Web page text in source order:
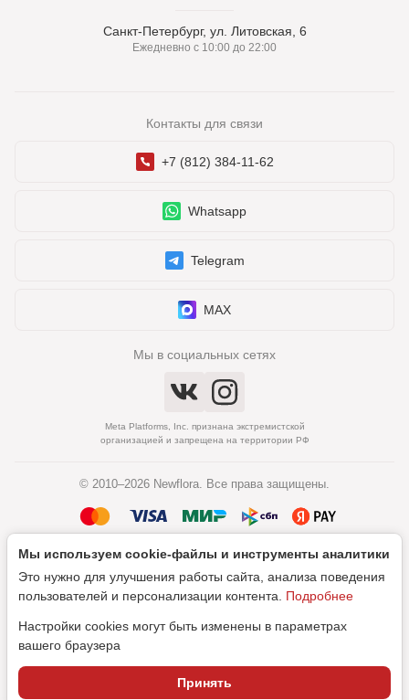
Санкт-Петербург, ул. Литовская, 6
Ежедневно с 10:00 до 22:00
Контакты для связи
+7 (812) 384-11-62
Whatsapp
Telegram
MAX
Мы в социальных сетях
Meta Platforms, Inc. признана экстремистской
организацией и запрещена на территории РФ
© 2010–2026 Newflora. Все права защищены.
Политика обработки персональных данных
Согласие на обработку персональных данных
SEO-продвижение
Мы используем cookie‑файлы и инструменты аналитики
Это нужно для улучшения работы сайта, анализа поведения
пользователей и персонализации контента. Подробнее
Настройки cookies могут быть изменены в параметрах
вашего браузера
Принять